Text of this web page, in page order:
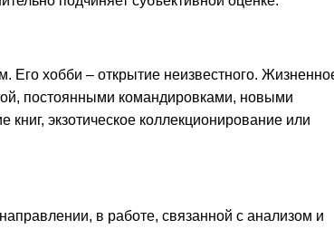
Его хобби – открытие неизвестного.
постоянными командировками, новыми
экзотическое коллекционирование или
в работе, связанной с анализом и